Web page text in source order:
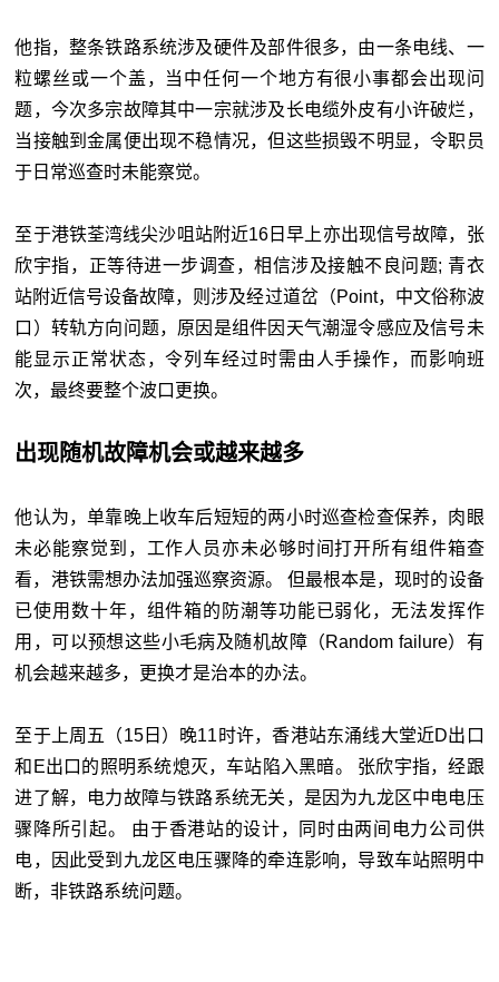
他指，整条铁路系统涉及硬件及部件很多，由一条电线、一
粒螺丝或一个盖，当中任何一个地方有很小事都会出现问
题，今次多宗故障其中一宗就涉及长电缆外皮有小许破烂，
当接触到金属便出现不稳情况，但这些损毁不明显，令职员
于日常巡查时未能察觉。
至于港铁荃湾线尖沙咀站附近16日早上亦出现信号故障，张
欣宇指，正等待进一步调查，相信涉及接触不良问题; 青衣
站附近信号设备故障，则涉及经过道岔（Point，中文俗称波
口）转轨方向问题，原因是组件因天气潮湿令感应及信号未
能显示正常状态，令列车经过时需由人手操作，而影响班
次，最终要整个波口更换。
出现随机故障机会或越来越多
他认为，单靠晚上收车后短短的两小时巡查检查保养，肉眼
未必能察觉到，工作人员亦未必够时间打开所有组件箱查
看，港铁需想办法加强巡察资源。 但最根本是，现时的设备
已使用数十年，组件箱的防潮等功能已弱化，无法发挥作
用，可以预想这些小毛病及随机故障（Random failure）有
机会越来越多，更换才是治本的办法。
至于上周五（15日）晚11时许，香港站东涌线大堂近D出口
和E出口的照明系统熄灭，车站陷入黑暗。 张欣宇指，经跟
进了解，电力故障与铁路系统无关，是因为九龙区中电电压
骤降所引起。 由于香港站的设计，同时由两间电力公司供
电，因此受到九龙区电压骤降的牵连影响，导致车站照明中
断，非铁路系统问题。